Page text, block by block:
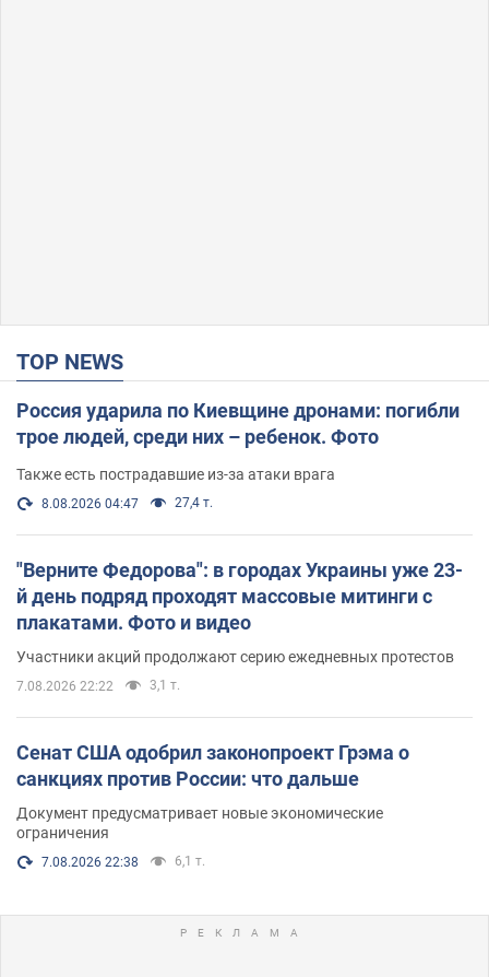
TOP NEWS
Россия ударила по Киевщине дронами: погибли
трое людей, среди них – ребенок. Фото
Также есть пострадавшие из-за атаки врага
8.08.2026 04:47 27,4 т.
"Верните Федорова": в городах Украины уже 23-
й день подряд проходят массовые митинги с
плакатами. Фото и видео
Участники акций продолжают серию ежедневных протестов
7.08.2026 22:22 3,1 т.
Сенат США одобрил законопроект Грэма о
санкциях против России: что дальше
Документ предусматривает новые экономические
ограничения
7.08.2026 22:38 6,1 т.